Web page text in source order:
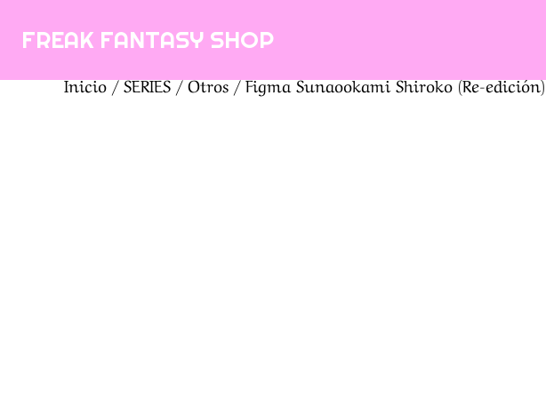
contenido
FREAK FANTASY SHOP
Inicio/SERIES/Otros/ Figma Sunaookami Shiroko (Re-edición)